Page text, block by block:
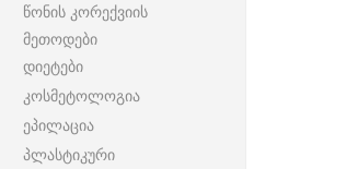
წონის კორექვიის
მეთოდები
დიეტები
კოსმეტოლოგია
ეპილაცია
პლასტიკური